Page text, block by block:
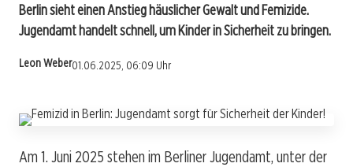
Berlin sieht einen Anstieg häuslicher Gewalt und Femizide.
Jugendamt handelt schnell, um Kinder in Sicherheit zu bringen.
Leon Weber01.06.2025, 06:09 Uhr
Am 1. Juni 2025 stehen im Berliner Jugendamt, unter der